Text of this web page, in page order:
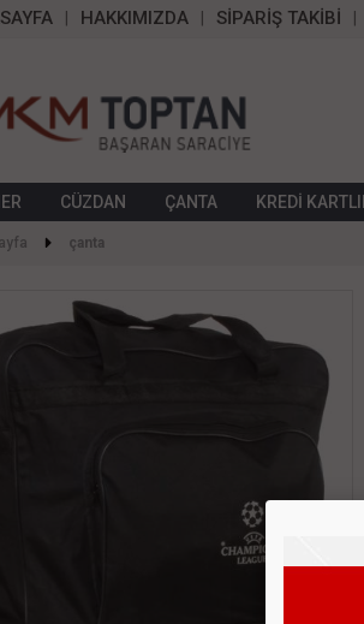
HAKKIMIZDA SİPARİŞ TAKİBİ
CÜZDAN ÇANTA KREDİ
çanta